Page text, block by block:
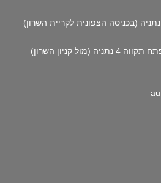
סניף ראשי - רח' פנקס דוד 40 נתניה (בכניסה הצפונית לקריית השרון)
סניף העיר- נתניה מרכז - רח' פתח תקווה 4 נתניה (מול קניון השרון)